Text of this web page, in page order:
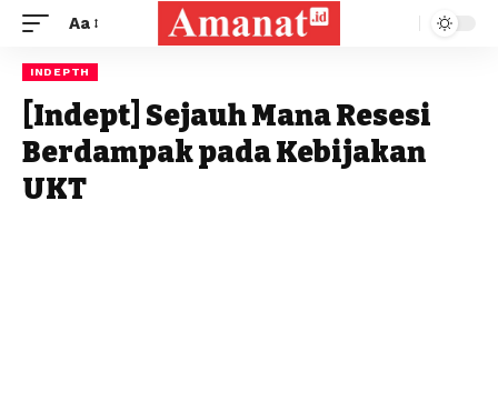
Aa
INDEPTH
[Indept] Sejauh Mana Resesi
Berdampak pada Kebijakan
UKT